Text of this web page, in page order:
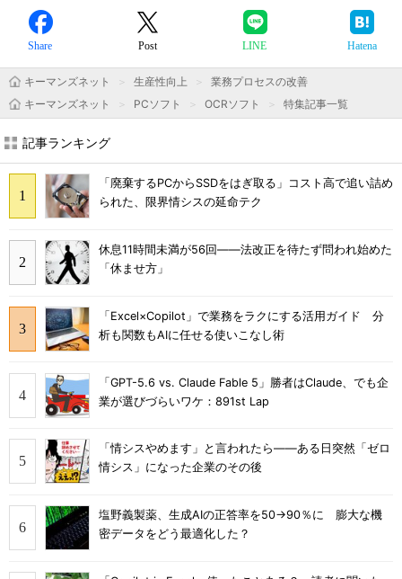
Share Post LINE Hatena
キーマンズネット 生産性向上
業務プロセスの改善
キーマンズネット
PCソフト OCRソフト 特集記事一覧
記事ランキング
「廃棄するPCからSSDをはぎ取る」コスト高で追い詰め
られた、限界情シスの延命テク
休息11時間未満が56回――法改正を待たず問われ始めた
「休ませ方」
「Excel×Copilot」で業務をラクにする活用ガイド 分
析も関数もAIに任せる使いこなし術
「GPT-5.6 vs. Claude Fable 5」勝者はClaude、でも企
業が選びづらいワケ：891st Lap
「情シスやめます」と言われたら――ある日突然「ゼロ
情シス」になった企業のその後
塩野義製薬、生成AIの正答率を50→90％に 膨大な機
密データをどう最適化した？